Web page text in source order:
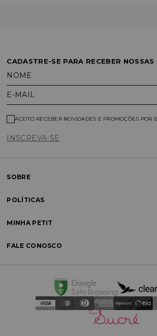
CADASTRE-SE PARA RECEBER NOSSAS
NOME
E-MAIL
INSCREVA-SE
ACEITO RECEBER NOVIDADES E PROMOÇÕES POR
SOBRE
POLÍTICAS
MINHA PETIT
FALE CONOSCO